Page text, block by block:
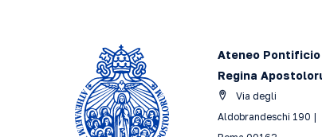
Ateneo Pontificio
Regina
Via degli
Aldobrandeschi 190 |